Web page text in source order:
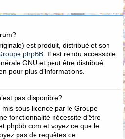
est produit, distribué et son
phpBB . Il est rendu accessible
GNU et peut être distribué
pour plus d’informations.
pas disponible?
sous licence par le Groupe
fonctionnalité nécessite d’être
phpbb.com et voyez ce que le
pas de requêtes de